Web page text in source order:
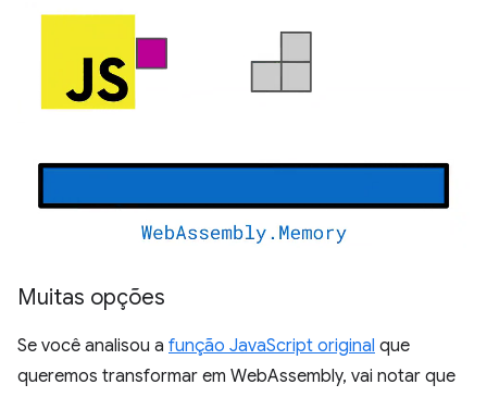
Muitas opções
Se você analisou a função JavaScript original que
queremos transformar em WebAssembly, vai notar que